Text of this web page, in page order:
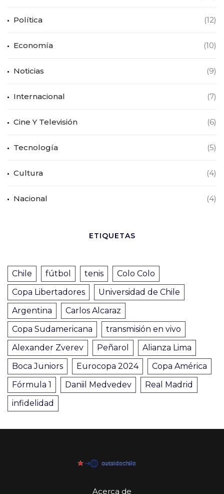
Política (12)
Economía (10)
Noticias (9)
Internacional (7)
Cine Y Televisión (6)
Tecnología (5)
Cultura (4)
Nacional (4)
ETIQUETAS
Chile fútbol tenis
Colo Colo
Copa Libertadores
Universidad de Chile
Argentina
Carlos Alcaraz
Copa Sudamericana
transmisión en vivo
Alexander Zverev
Peñarol
Alianza Lima
Boca Juniors
Eurocopa 2024
Copa América
Fórmula 1
Daniil Medvedev
Real Madrid
infidelidad
Acerca de